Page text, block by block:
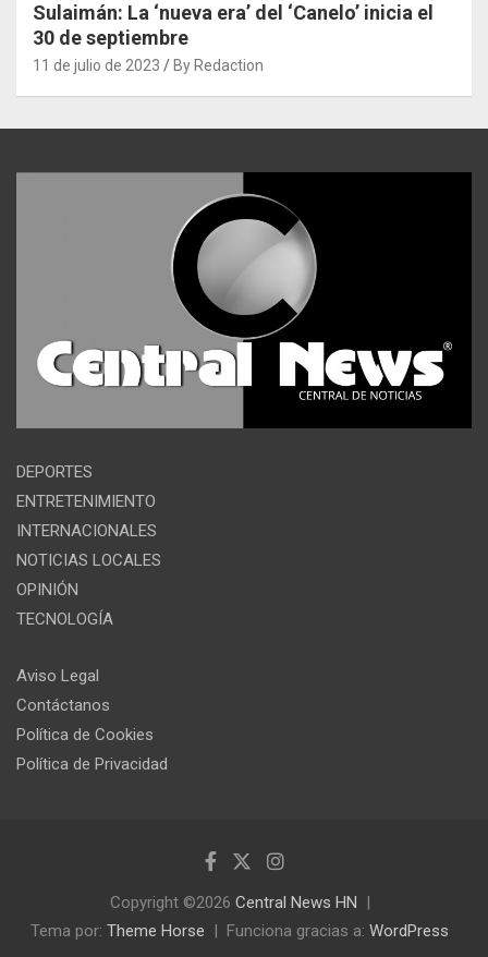
Sulaimán: La ‘nueva era’ del ‘Canelo’ inicia el
30 de septiembre
11 de julio de 2023 By Redaction
DEPORTES
ENTRETENIMIENTO
INTERNACIONALES
NOTICIAS LOCALES
OPINIÓN
TECNOLOGÍA
Aviso Legal
Contáctanos
Política de Cookies
Política de Privacidad
Copyright ©2026 Central News HN
Tema por: Theme Horse Funciona gracias a: WordPress